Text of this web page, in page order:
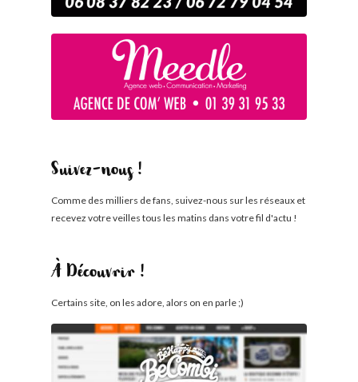
Suivez-nous !
Comme des milliers de fans, suivez-nous sur les réseaux et
recevez votre veilles tous les matins dans votre fil d'actu !
À Découvrir !
Certains site, on les adore, alors on en parle ;)